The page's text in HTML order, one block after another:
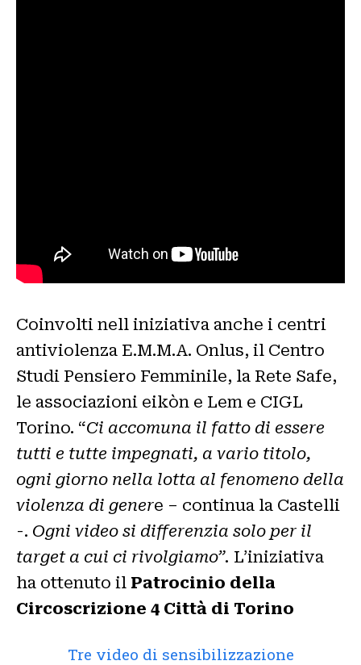
Coinvolti nell iniziativa anche i centri
antiviolenza E.M.M.A. Onlus, il Centro
Studi Pensiero Femminile, la Rete Safe,
le associazioni eikòn e Lem e CIGL
Torino. “Ci accomuna il fatto di essere
tutti e tutte impegnati, a vario titolo,
ogni giorno nella lotta al fenomeno della
violenza di genere – continua la Castelli
-. Ogni video si differenzia solo per il
target a cui ci rivolgiamo”. L’iniziativa
ha ottenuto il Patrocinio della
Circoscrizione 4 Città di Torino
Tre video di sensibilizzazione